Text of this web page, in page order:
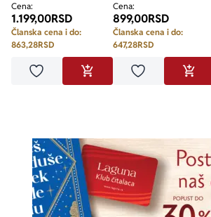
Cena:
1.199,00RSD
Članska cena i do:
863,28RSD
Dodaj u omiljeneDODAJ U KORPU
Cena:
899,00RSD
Članska cena i do:
647,28RSD
Dodaj u